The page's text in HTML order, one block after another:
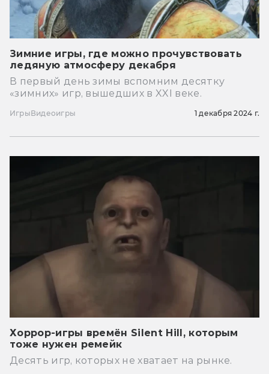
Зимние игры, где можно прочувствовать
ледяную атмосферу декабря
В первый день зимы вспомним десятку
«зимних» игр, вышедших в XXI веке.
ИгрыВидеоигры 1 декабря 2024 г.
Хоррор-игры времён Silent Hill, которым
тоже нужен ремейк
Десять игр, которых не хватает на рынке.